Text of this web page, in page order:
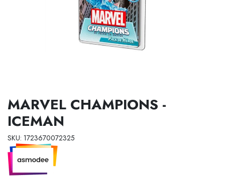
MARVEL CHAMPIONS -
ICEMAN
SKU: 1723670072325